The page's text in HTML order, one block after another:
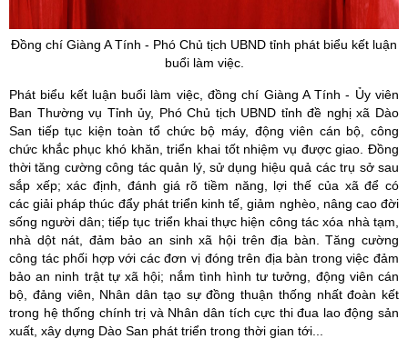
Đồng chí Giàng A Tính - Phó Chủ tịch UBND tỉnh phát biểu kết luận
buổi làm việc.
Phát biểu kết luận buổi làm việc, đồng chí Giàng A Tính - Ủy viên
Ban Thường vụ Tỉnh ủy, Phó Chủ tịch UBND tỉnh đề nghị xã Dào
San tiếp tục kiện toàn tổ chức bộ máy, động viên cán bộ, công
chức khắc phục khó khăn, triển khai tốt nhiệm vụ được giao. Đồng
thời tăng cường công tác quản lý, sử dụng hiệu quả các trụ sở sau
sắp xếp; xác định, đánh giá rõ tiềm năng, lợi thế của xã để có
các giải pháp thúc đẩy phát triển kinh tế, giảm nghèo, nâng cao đời
sống người dân; tiếp tục triển khai thực hiện công tác xóa nhà tạm,
nhà dột nát, đảm bảo an sinh xã hội trên địa bàn. Tăng cường
công tác phối hợp với các đơn vị đóng trên địa bàn trong việc đảm
bảo an ninh trật tự xã hội; nắm tình hình tư tưởng, động viên cán
bộ, đảng viên, Nhân dân tạo sự đồng thuận thống nhất đoàn kết
trong hệ thống chính trị và Nhân dân tích cực thi đua lao động sản
xuất, xây dựng Dào San phát triển trong thời gian tới...